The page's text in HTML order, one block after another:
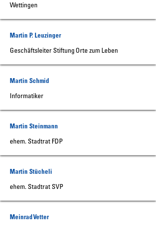
Wettingen
Martin P. Leuzinger
Geschäftsleiter Stiftung Orte zum Leben
Martin Schmid
Informatiker
Martin Steinmann
ehem. Stadtrat FDP
Martin Stücheli
ehem. Stadtrat SVP
Meinrad Vetter